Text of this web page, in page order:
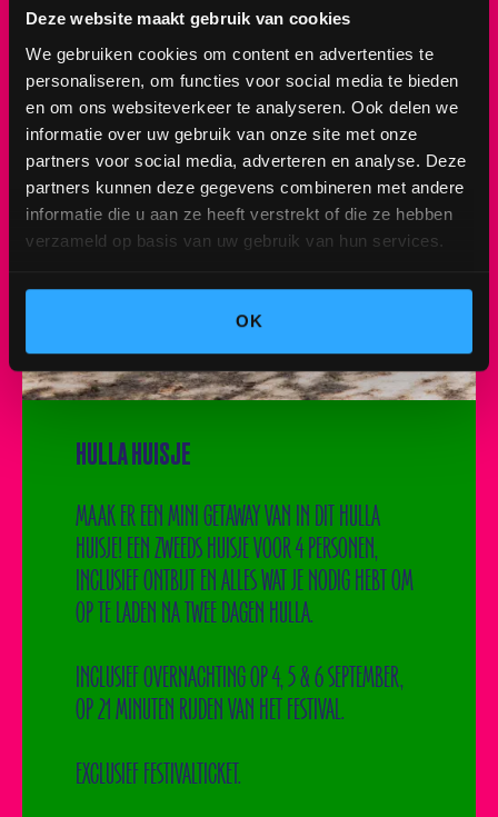
Deze website maakt gebruik van cookies
We gebruiken cookies om content en advertenties te
personaliseren, om functies voor social media te bieden
en om ons websiteverkeer te analyseren. Ook delen we
informatie over uw gebruik van onze site met onze
partners voor social media, adverteren en analyse. Deze
partners kunnen deze gegevens combineren met andere
informatie die u aan ze heeft verstrekt of die ze hebben
verzameld op basis van uw gebruik van hun services.
OK
HULLA HUISJE
MAAK ER EEN MINI GETAWAY VAN IN DIT HULLA
HUISJE! EEN ZWEEDS HUISJE VOOR 4 PERSONEN,
INCLUSIEF ONTBIJT EN ALLES WAT JE NODIG HEBT OM
OP TE LADEN NA TWEE DAGEN HULLA.
INCLUSIEF OVERNACHTING OP 4, 5 & 6 SEPTEMBER,
OP 21 MINUTEN RIJDEN VAN HET FESTIVAL.
EXCLUSIEF FESTIVALTICKET.